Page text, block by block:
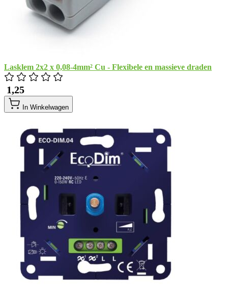
Lasklem 2x2 x 0,08-4mm² Cu - Flexibele en massieve draden
​ 1,25
In Winkelwagen